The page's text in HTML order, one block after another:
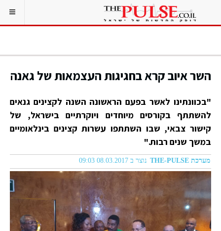
השר איוב קרא בחגיגות העצמאות של גאנה
"בכוונתינו לאשר בפעם הראשונה השנה לקצינים גנאים
להשתתף בקורסים מיוחדים ויוקרתיים בישראל, של
קישור צבאי, שבו השתתפו עשרות קצינים בינלאומיים
במשך שנים רבות."
מערכת THE-PULSE נוצר ב 08.03.2017 09:03